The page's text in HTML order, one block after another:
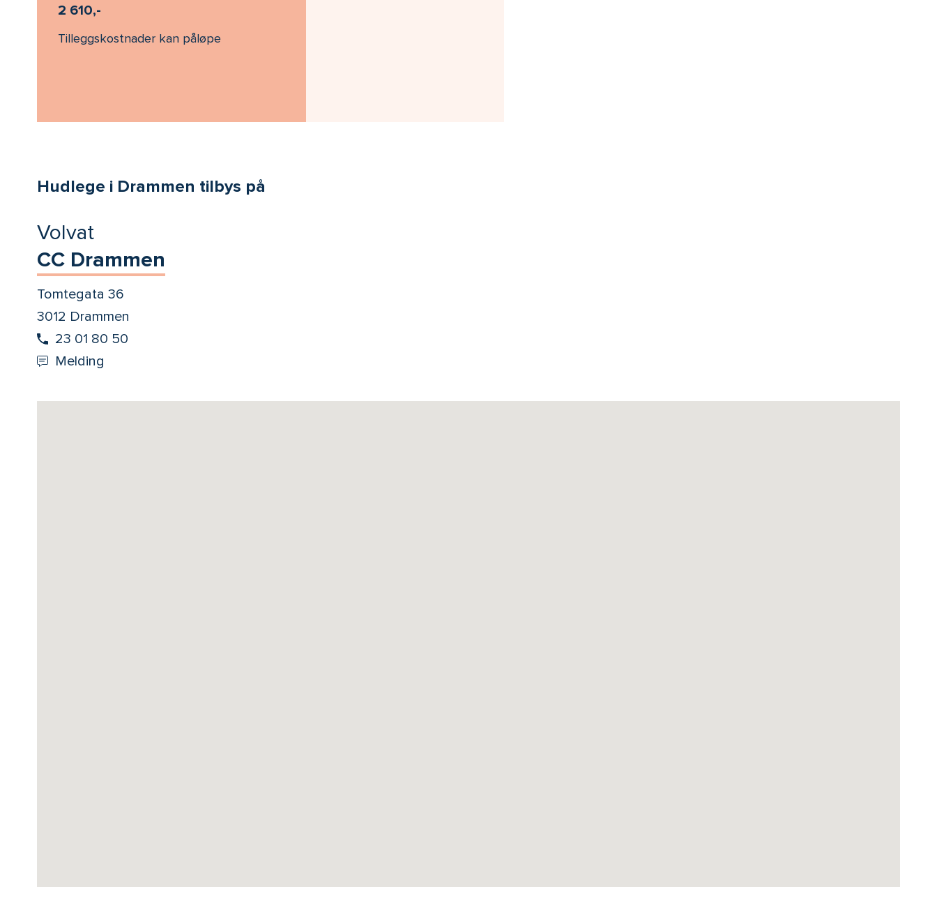
2 610,-
Tilleggskostnader kan påløpe
Hudlege i Drammen tilbys på
Volvat
CC Drammen
Tomtegata 36
3012 Drammen
23 01 80 50
Melding